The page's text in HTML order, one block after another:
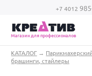
Перейти к основному
+7 4012
Магазин для профессионалов
Вы здесь
КАТАЛОГ →
брашинги, стайлеры